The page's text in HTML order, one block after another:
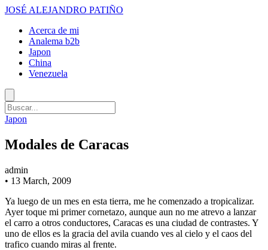
JOSÉ ALEJANDRO PATIÑO
Acerca de mi
Analema b2b
Japon
China
Venezuela
Japon
Modales de Caracas
admin
• 13 March, 2009
Ya luego de un mes en esta tierra, me he comenzado a tropicalizar.
Ayer toque mi primer cornetazo, aunque aun no me atrevo a lanzar
el carro a otros conductores, Caracas es una ciudad de contrastes. Y
uno de ellos es la gracia del avila cuando ves al cielo y el caos del
trafico cuando miras al frente.